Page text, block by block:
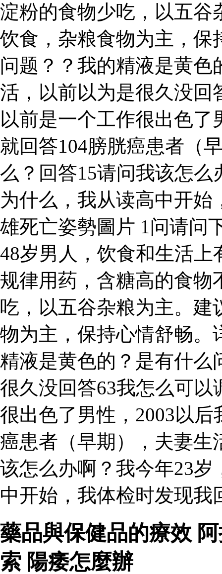
淀粉的食物少吃，以五谷
饮食，杂粮食物为主，保
问题？？我的精液是黄
活，以前以为是很久没回
以前是一个工作很出色了
就回答104膀胱癌患者（
么？回答15请问我该怎
为什么，我从读高中开始
雄死亡姿勢圖片 1问请问
48岁男人，饮食和生活
规律用药，含糖高的食物
吃，以五谷杂粮为主。建
物为主，保持心情舒畅。
精液是黄色的？是有什么
很久没回答63我怎么可
很出色了男性，2003以
癌患者（早期），夫妻生
该怎么办啊？我今年23
中开始，我体检时发现我
藥品與保健品的療效
索 陽痿怎麼辦